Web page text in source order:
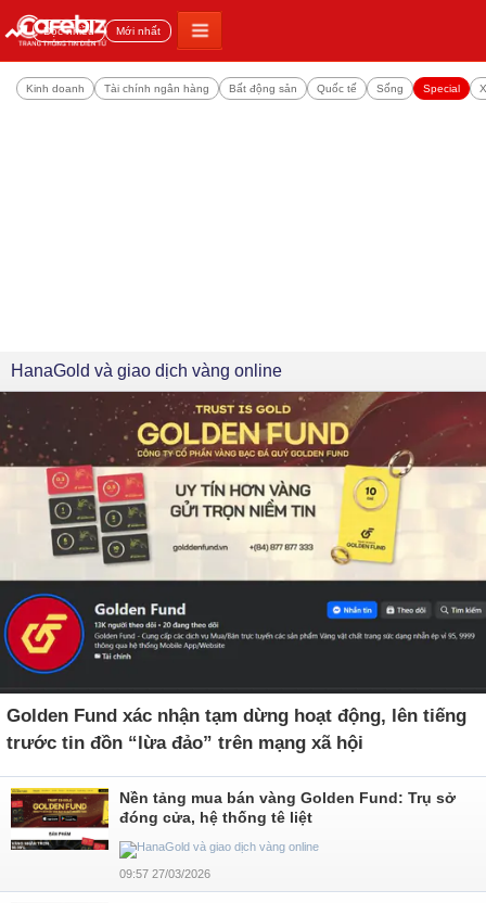
Đọc nhiều Mới nhất
Kinh doanh Tài chính ngân hàng Bất động sản Quốc tế Sống Special
HanaGold và giao dịch vàng online
Golden Fund xác nhận tạm dừng hoạt động, lên tiếng
trước tin đồn “lừa đảo” trên mạng xã hội
Nền tảng mua bán vàng Golden Fund: Trụ sở
đóng cửa, hệ thống tê liệt
09:57 27/03/2026